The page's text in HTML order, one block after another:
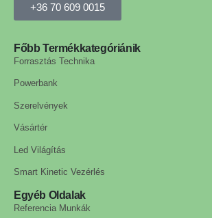
+36 70 609 0015
Főbb Termékkategóriánik
Forrasztás Technika
Powerbank
Szerelvények
Vásártér
Led Világítás
Smart Kinetic Vezérlés
Egyéb Oldalak
Referencia Munkák